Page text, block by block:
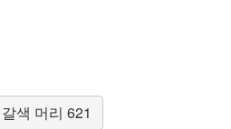
갈색 머리 621